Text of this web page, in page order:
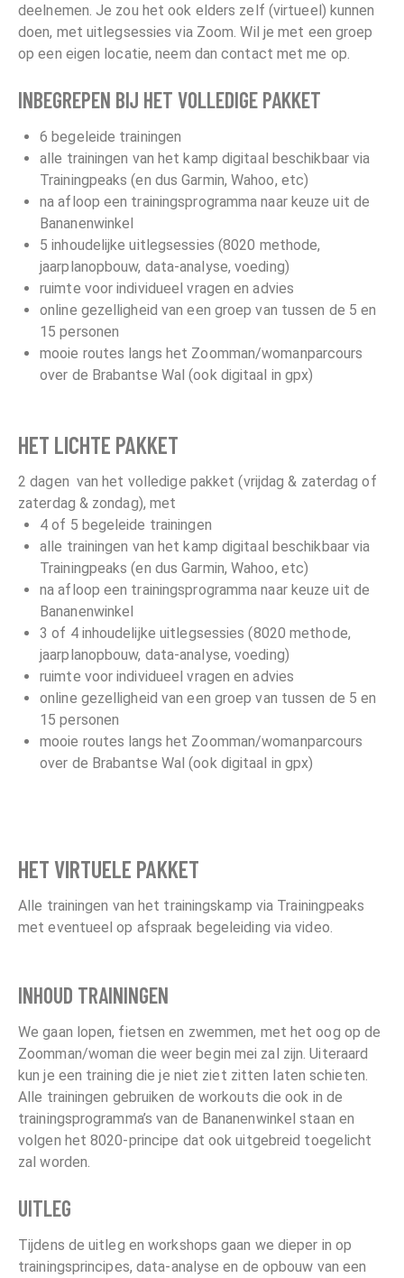
deelnemen. Je zou het ook elders zelf (virtueel) kunnen
doen, met uitlegsessies via Zoom. Wil je met een groep
op een eigen locatie, neem dan contact met me op.
INBEGREPEN BIJ HET VOLLEDIGE PAKKET
6 begeleide trainingen
alle trainingen van het kamp digitaal beschikbaar via
Trainingpeaks (en dus Garmin, Wahoo, etc)
na afloop een trainingsprogramma naar keuze uit de
Bananenwinkel
5 inhoudelijke uitlegsessies (8020 methode,
jaarplanopbouw, data-analyse, voeding)
ruimte voor individueel vragen en advies
online gezelligheid van een groep van tussen de 5 en
15 personen
mooie routes langs het Zoomman/womanparcours
over de Brabantse Wal (ook digitaal in gpx)
HET LICHTE PAKKET
2 dagen van het volledige pakket (vrijdag & zaterdag of
zaterdag & zondag), met
4 of 5 begeleide trainingen
alle trainingen van het kamp digitaal beschikbaar via
Trainingpeaks (en dus Garmin, Wahoo, etc)
na afloop een trainingsprogramma naar keuze uit de
Bananenwinkel
3 of 4 inhoudelijke uitlegsessies (8020 methode,
jaarplanopbouw, data-analyse, voeding)
ruimte voor individueel vragen en advies
online gezelligheid van een groep van tussen de 5 en
15 personen
mooie routes langs het Zoomman/womanparcours
over de Brabantse Wal (ook digitaal in gpx)
HET VIRTUELE PAKKET
Alle trainingen van het trainingskamp via Trainingpeaks
met eventueel op afspraak begeleiding via video.
INHOUD TRAININGEN
We gaan lopen, fietsen en zwemmen, met het oog op de
Zoomman/woman die weer begin mei zal zijn. Uiteraard
kun je een training die je niet ziet zitten laten schieten.
Alle trainingen gebruiken de workouts die ook in de
trainingsprogramma’s van de Bananenwinkel staan en
volgen het 8020-principe dat ook uitgebreid toegelicht
zal worden.
UITLEG
Tijdens de uitleg en workshops gaan we dieper in op
trainingsprincipes, data-analyse en de opbouw van een